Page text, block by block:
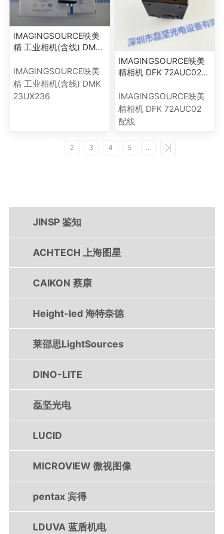
IMAGINGSOURCE映美
精 工业相机(含线) DMK
IMAGINGSOURCE映美
精 工业相机(含线) DMK
23UX236
IMAGINGSOURCE映美
精相机 DFK 72AUC02
IMAGINGSOURCE映美
精相机 DFK 72AUC02
配线
2 3 4 5 ...
JINSP 鉴知
ACHTECH 上海图星
CAIKON 蔡康
Height-led 海特奈德
莱邵思LightSources
DINO-LITE
磊坚光电
LUCID
MICROVIEW 微视图像
pentax 宾得
LDUVA 蓝盾机电